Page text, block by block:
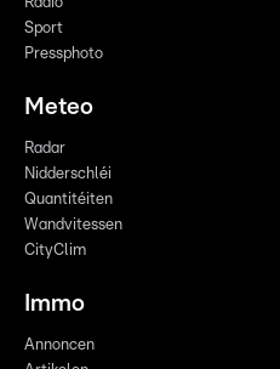
Radio
Sport
Pressphoto
Meteo
Radar
Nidderschléi
Quantitéiten
Wandvitessen
CityClim
Immo
Annoncen